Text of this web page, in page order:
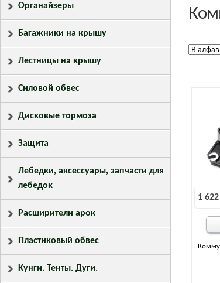
1 622
Органайзеры
Багажники на крышу
Лестницы на крышу
Силовой обвес
Дисковые тормоза
Защита
Лебедки, аксессуары, запчасти для
лебедок
Расширители арок
Пластиковый обвес
Кунги. Тенты. Дуги.